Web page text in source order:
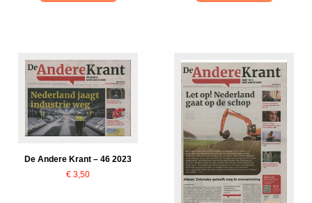
De Andere Krant – 46 2023
€ 3,50